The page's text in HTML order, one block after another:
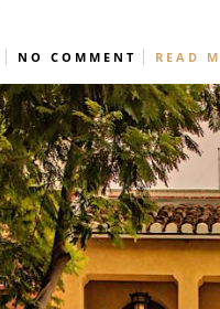
NO COMMENT READ